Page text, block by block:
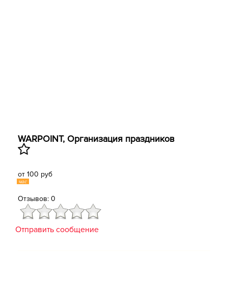
WARPOINT, Организация праздников
от 100 руб
час
Отзывов: 0
Отправить сообщение